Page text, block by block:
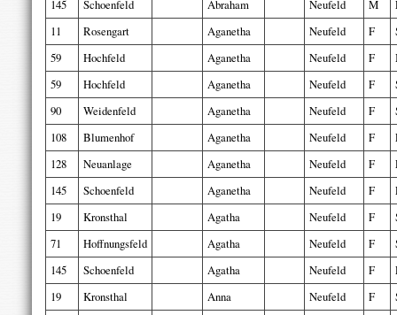
145
Schoenfeld Abraham Neufeld M
11
Rosengart Aganetha Neufeld F
59
Hochfeld Aganetha Neufeld F
59
Hochfeld Aganetha Neufeld F
90
Weidenfeld Aganetha Neufeld F
108
Blumenhof Aganetha Neufeld F
128
Neuanlage Aganetha Neufeld F
145
Schoenfeld Aganetha Neufeld F
19
Kronsthal Agatha Neufeld F
71
Hoffnungsfeld Agatha Neufeld F
145
Schoenfeld Agatha Neufeld F
19
Kronsthal Anna Neufeld F